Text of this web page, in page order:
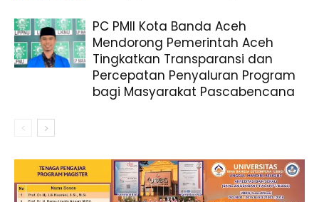
PC PMII Kota Banda Aceh
Mendorong Pemerintah Aceh
Tingkatkan Transparansi dan
Percepatan Penyaluran Program
bagi Masyarakat Pascabencana